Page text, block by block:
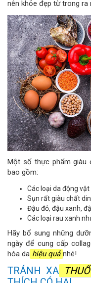
nên khỏe đẹp từ trong ra
Một số thực phẩm giàu
bao gồm:
Các loại da động vật
Sụn ​​​​rất giàu chất
Đậu đỏ, đậu xanh,
Các loại rau xanh
Hãy bổ sung những
ngày để cung cấp
hóa da hiệu quả nhé!
TRÁNH XA